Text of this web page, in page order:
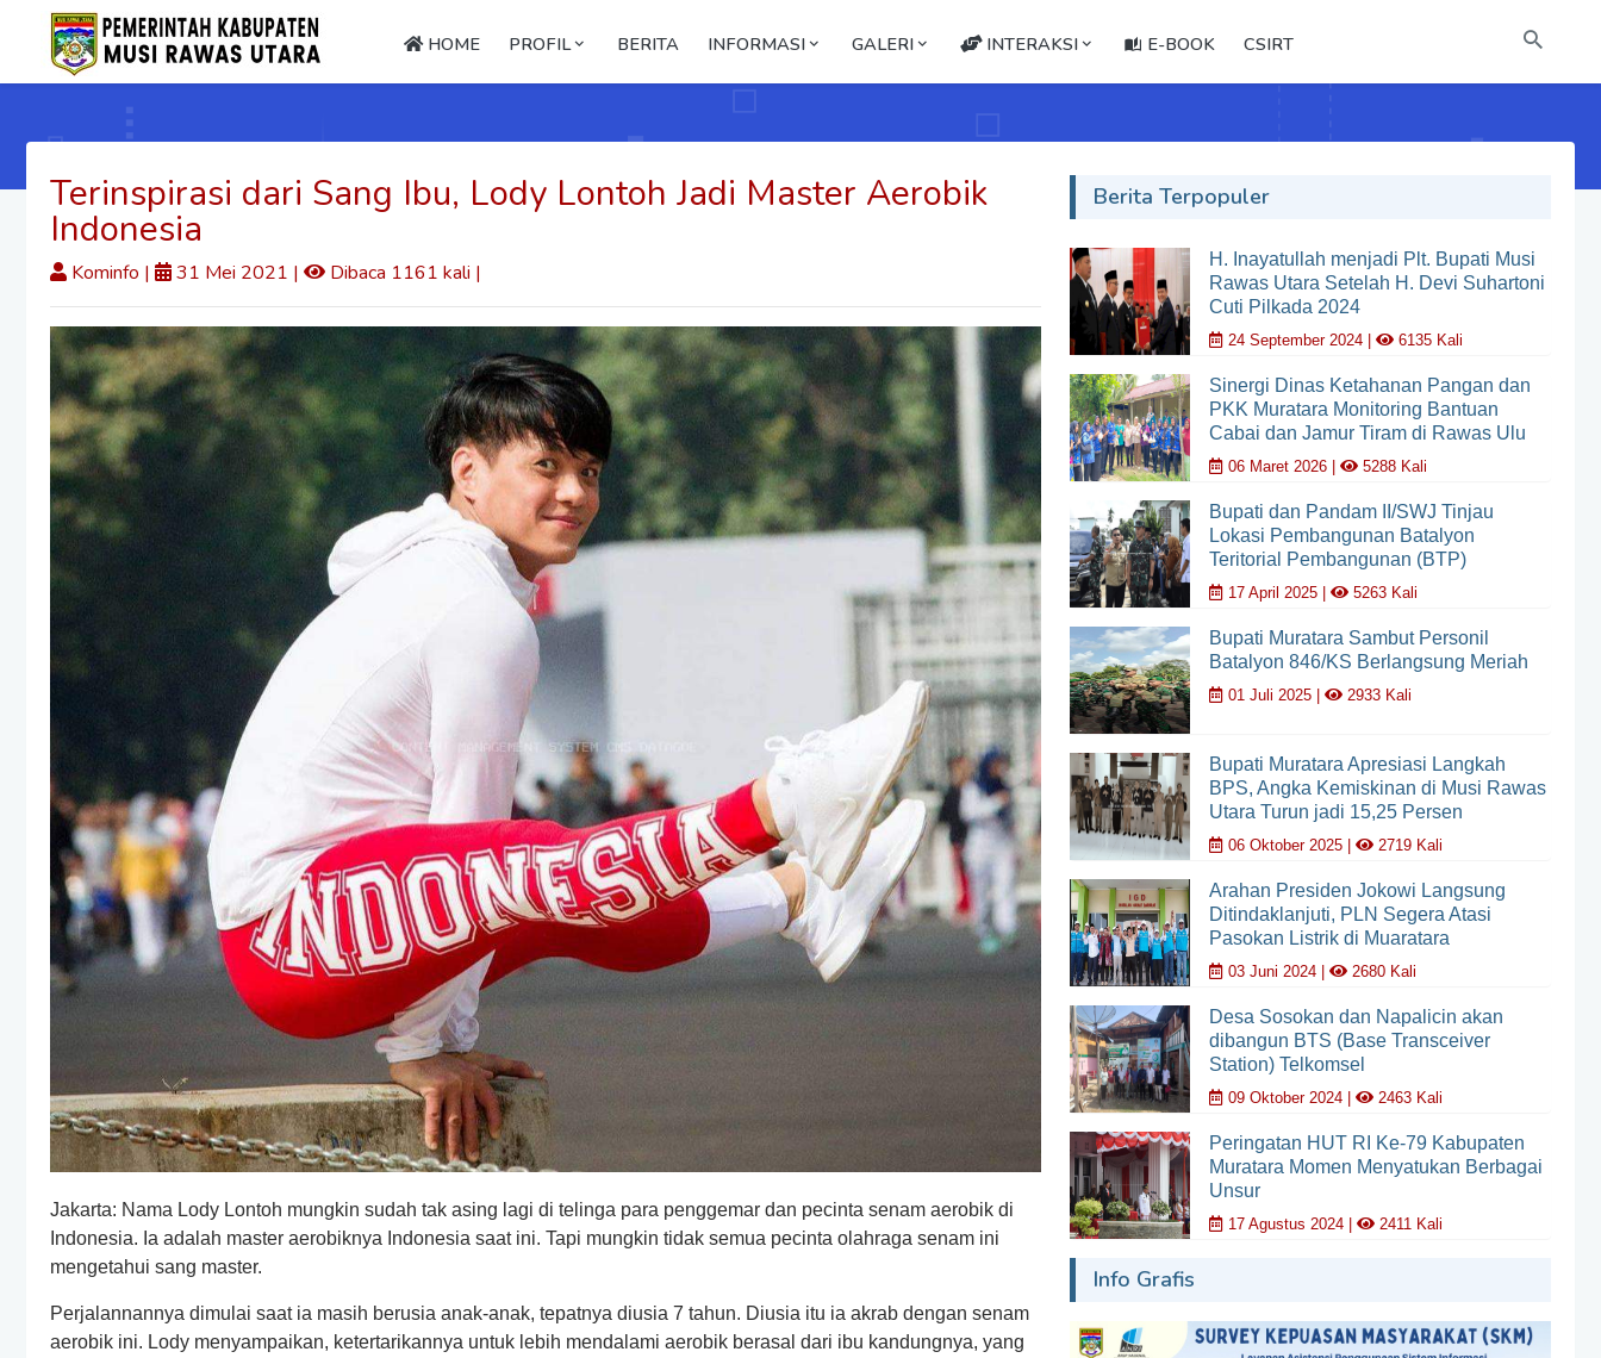
HOME PROFIL BERITA INFORMASI GALERI INTERAKSI E-BOOK CSIRT
Terinspirasi dari Sang Ibu, Lody Lontoh Jadi Master Aerobik
Indonesia
Kominfo | 31 Mei 2021 | Dibaca 1161 kali |
Jakarta: Nama Lody Lontoh mungkin sudah tak asing lagi di telinga para penggemar dan pecinta senam aerobik di
Indonesia. Ia adalah master aerobiknya Indonesia saat ini. Tapi mungkin tidak semua pecinta olahraga senam ini
mengetahui sang master.
Perjalannannya dimulai saat ia masih berusia anak-anak, tepatnya diusia 7 tahun. Diusia itu ia akrab dengan senam
aerobik ini. Lody menyampaikan, ketertarikannya untuk lebih mendalami aerobik berasal dari ibu kandungnya, yang
Berita Terpopuler
H. Inayatullah menjadi Plt. Bupati Musi
Rawas Utara Setelah H. Devi Suhartoni
Cuti Pilkada 2024
24 September 2024 | 6135 Kali
Sinergi Dinas Ketahanan Pangan dan
PKK Muratara Monitoring Bantuan
Cabai dan Jamur Tiram di Rawas Ulu
06 Maret 2026 | 5288 Kali
Bupati dan Pandam II/SWJ Tinjau
Lokasi Pembangunan Batalyon
Teritorial Pembangunan (BTP)
17 April 2025 | 5263 Kali
Bupati Muratara Sambut Personil
Batalyon 846/KS Berlangsung Meriah
01 Juli 2025 | 2933 Kali
Bupati Muratara Apresiasi Langkah
BPS, Angka Kemiskinan di Musi Rawas
Utara Turun jadi 15,25 Persen
06 Oktober 2025 | 2719 Kali
Arahan Presiden Jokowi Langsung
Ditindaklanjuti, PLN Segera Atasi
Pasokan Listrik di Muaratara
03 Juni 2024 | 2680 Kali
Desa Sosokan dan Napalicin akan
dibangun BTS (Base Transceiver
Station) Telkomsel
09 Oktober 2024 | 2463 Kali
Peringatan HUT RI Ke-79 Kabupaten
Muratara Momen Menyatukan Berbagai
Unsur
17 Agustus 2024 | 2411 Kali
Info Grafis